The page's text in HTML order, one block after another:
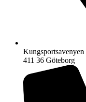
Kungsportsavenyen
411 36 Göteborg